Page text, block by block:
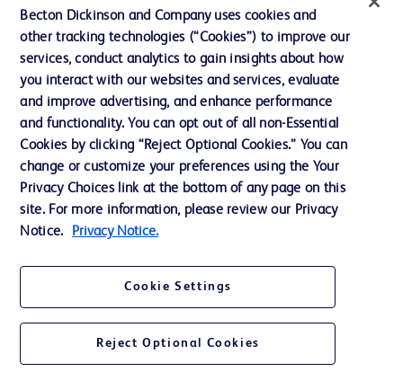
Actualités, médias et blogs
Notre entreprise
Nous contacter
Paramètres des cookies
Charte de Protection des Données Personnelles
© 2026 BD. Tous droits réservés. BD et le logo BD sont des marques
Becton Dickinson and Company uses cookies and
other tracking technologies (“Cookies”) to improve our
services, conduct analytics to gain insights about how
you interact with our websites and services, evaluate
and improve advertising, and enhance performance
and functionality. You can opt out of all non-Essential
Cookies by clicking “Reject Optional Cookies.” You can
change or customize your preferences using the Your
Privacy Choices link at the bottom of any page on this
site. For more information, please review our Privacy
Notice.
Privacy Notice.
Cookie Settings
Reject Optional Cookies